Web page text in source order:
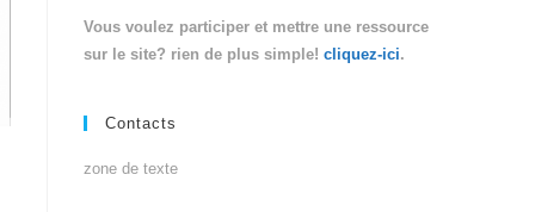
Vous voulez participer et mettre une ressource
sur le site? rien de plus simple! cliquez-ici.
Contacts
zone de texte